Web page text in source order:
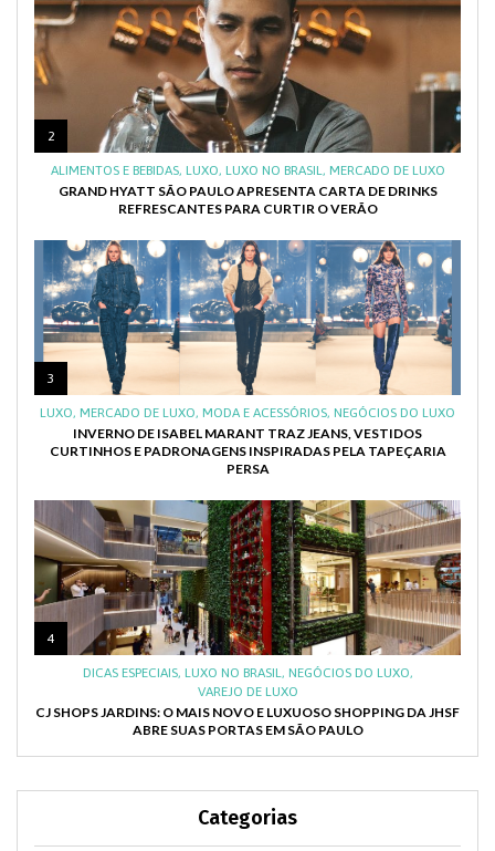
2
ALIMENTOS E BEBIDAS, LUXO, LUXO NO BRASIL, MERCADO DE LUXO
GRAND HYATT SÃO PAULO APRESENTA CARTA DE DRINKS
REFRESCANTES PARA CURTIR O VERÃO
3
LUXO, MERCADO DE LUXO, MODA E ACESSÓRIOS, NEGÓCIOS DO LUXO
INVERNO DE ISABEL MARANT TRAZ JEANS, VESTIDOS
CURTINHOS E PADRONAGENS INSPIRADAS PELA TAPEÇARIA
PERSA
4
DICAS ESPECIAIS, LUXO NO BRASIL, NEGÓCIOS DO LUXO,
VAREJO DE LUXO
CJ SHOPS JARDINS: O MAIS NOVO E LUXUOSO SHOPPING DA JHSF
ABRE SUAS PORTAS EM SÃO PAULO
Categorias